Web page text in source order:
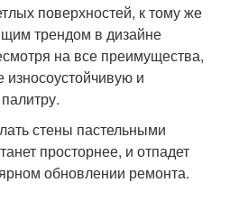
поверхностей, к тому же
трендом в дизайне
на все преимущества,
и
стены пастельными
просторнее, и отпадет
обновлении ремонта.